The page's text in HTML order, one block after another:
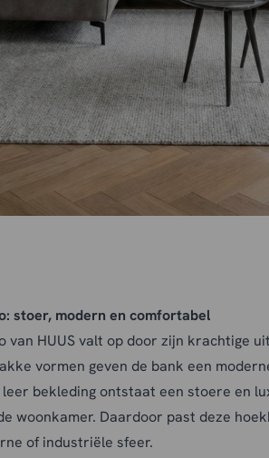
stoer, modern en comfortabel
van HUUS valt op door zijn krachtige
vormen geven de bank een
leer bekleding ontstaat een stoere en
woonkamer. Daardoor past deze
of industriële sfeer.